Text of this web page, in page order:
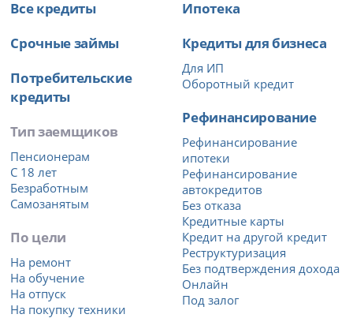
Все кредиты
Срочные займы
Потребительские
кредиты
Тип заемщиков
Пенсионерам
С 18 лет
Безработным
Самозанятым
По цели
На ремонт
На обучение
На отпуск
На покупку техники
Ипотека
Кредиты для бизнеса
Для ИП
Оборотный кредит
Рефинансирование
Рефинансирование
ипотеки
Рефинансирование
автокредитов
Без отказа
Кредитные карты
Кредит на другой кредит
Реструктуризация
Без подтверждения дохода
Онлайн
Под залог